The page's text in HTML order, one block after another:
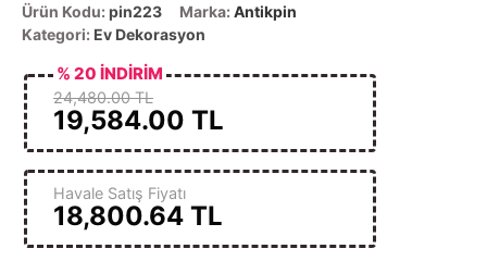
Ürün Kodu: pin223 Marka: Antikpin
Kategori: Ev Dekorasyon
24,480.00 TL
19,584.00 TL
% 20 İNDİRİM
Havale Satış Fiyatı
18,800.64 TL